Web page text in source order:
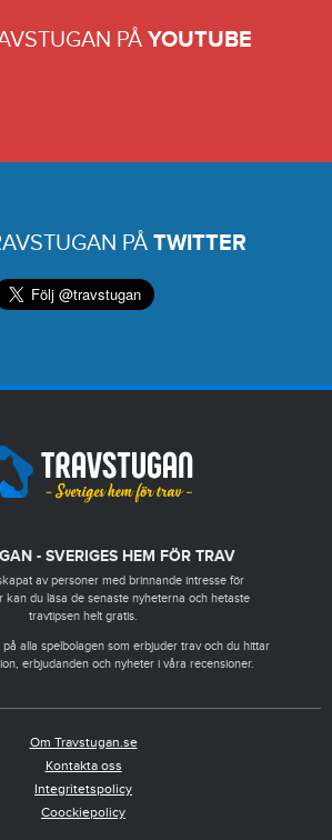
PÅ YOUTUBE
PÅ TWITTER
- SVERIGES HEM FÖR TRAV
av personer med brinnande intresse för
kan du läsa de senaste nyheterna och hetaste
travtipsen helt gratis.
alla spelbolagen som erbjuder trav och du hittar
erbjudanden och nyheter i våra recensioner.
Om Travstugan.se
Kontakta oss
Integritetspolicy
Coockiepolicy